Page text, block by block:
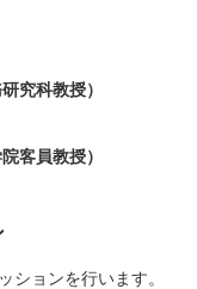
究科教授）
客員教授）
ョン
ョンを行います。